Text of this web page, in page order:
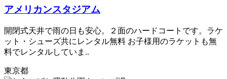
アメリカンスタジアム
開閉式天井で雨の日も安心。２面のハードコートです。ラケ
ット・シューズ共にレンタル無料 お子様用のラケットも無
料でレンタルしていま..
東京都